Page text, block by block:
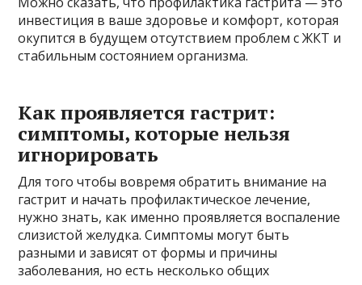
инвестиция в ваше здоровье и комфорт, которая
окупится в будущем отсутствием проблем с ЖКТ и
стабильным состоянием организма.
Как проявляется гастрит:
симптомы, которые нельзя
игнорировать
Для того чтобы вовремя обратить внимание на
гастрит и начать профилактическое лечение,
нужно знать, как именно проявляется воспаление
слизистой желудка. Симптомы могут быть
разными и зависят от формы и причины
заболевания, но есть несколько общих